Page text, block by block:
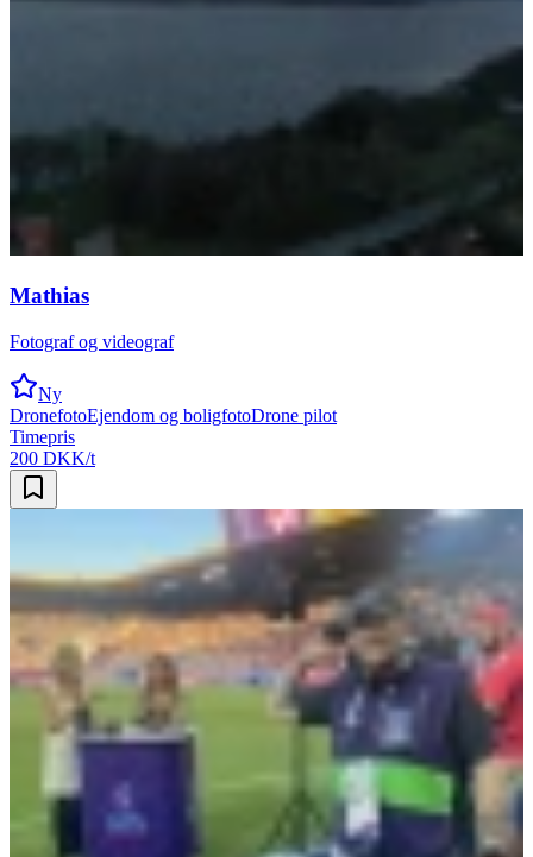
Mathias
Fotograf og videograf
Ny
DronefotoEjendom og boligfotoDrone pilot
Timepris
200 DKK/t